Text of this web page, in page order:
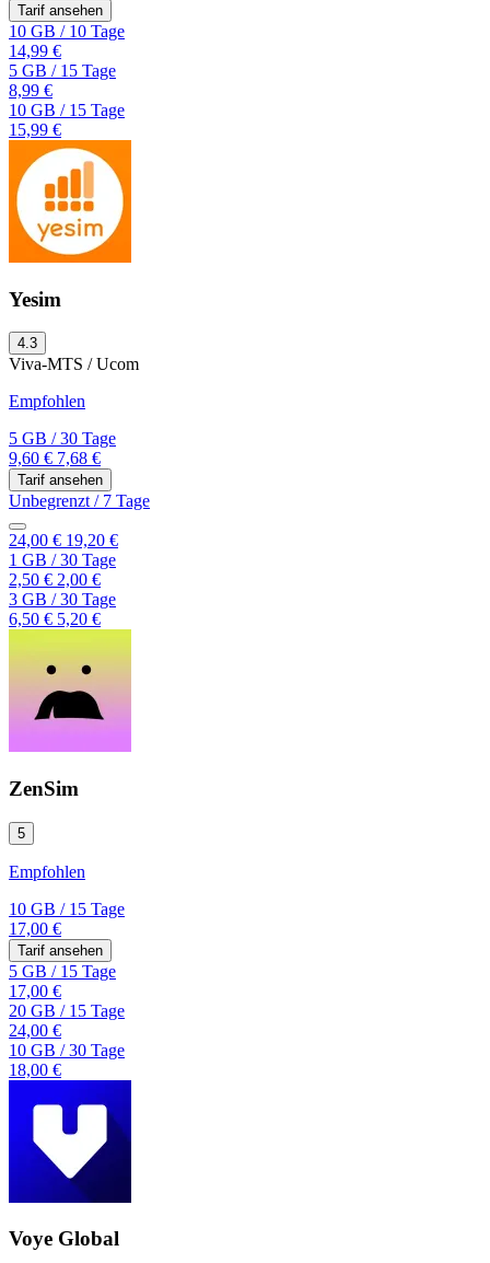
Tarif ansehen
10 GB /10 Tage
14,99 €
5 GB /15 Tage
8,99 €
10 GB /15 Tage
15,99 €
Yesim
4.3
Viva-MTS / Ucom
Empfohlen
5 GB /30 Tage
9,60 € 7,68 €
Tarif ansehen
Unbegrenzt /7 Tage
24,00 € 19,20 €
1 GB /30 Tage
2,50 € 2,00 €
3 GB /30 Tage
6,50 € 5,20 €
ZenSim
5
Empfohlen
10 GB /15 Tage
17,00 €
Tarif ansehen
5 GB /15 Tage
17,00 €
20 GB /15 Tage
24,00 €
10 GB /30 Tage
18,00 €
Voye Global